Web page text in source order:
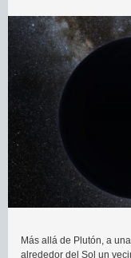
Más allá de Plutón, a
alrededor del Sol un